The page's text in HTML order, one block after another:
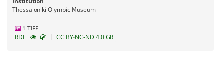
Thessaloniki Olympic Museum
1 TIFF
RDF
| CC BY-NC-ND 4.0 GR